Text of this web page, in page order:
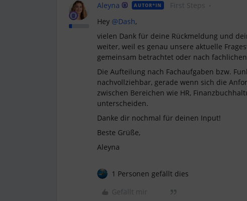
Aleyna AUTOR*IN First Steps
Hey ​ @Dash,
vielen Dank für deine Rückmeldung und
weiter, weil es genau unsere aktuelle
gemeinsam betrachtet oder nach
Die Aufteilung nach Fachaufgaben bzw.
nachvollziehbar, gerade wenn sich die
zwischen Bereichen wie HR,
unterscheiden.
Danke dir nochmal für deinen Input!
Beste Grüße,
Aleyna
1 Personen gefällt dies
Gefällt mir